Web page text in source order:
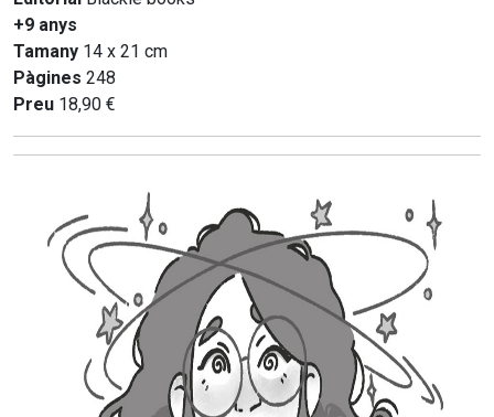
+9 anys
Tamany 14 x 21 cm
Pàgines 248
Preu 18,90 €